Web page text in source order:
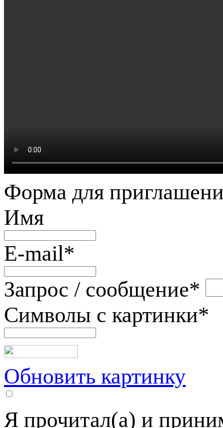
Форма для
Имя
E-mail*
Запрос / сообщение*
Символы с картинки*
Обновить картинку
Я прочитал(а) и